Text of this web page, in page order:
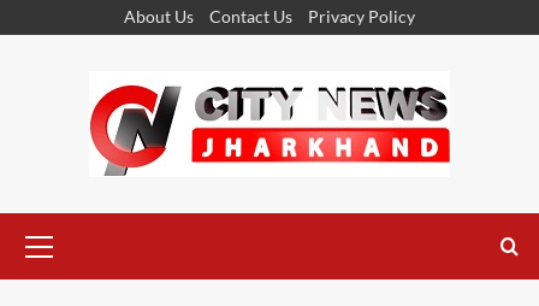
About Us Contact Us Privacy Policy
Menu